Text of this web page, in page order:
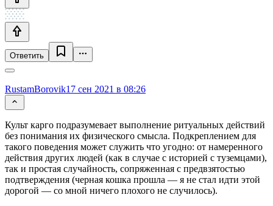
Ответить
RustamBorovik17 сен 2021 в 08:26
Культ карго подразумевает выполнение ритуальных действий
без понимания их физического смысла. Подкреплением для
такого поведения может служить что угодно: от намеренного
действия других людей (как в случае с историей с туземцами),
так и простая случайность, сопряженная с предвзятостью
подтверждения (черная кошка прошла — я не стал идти этой
дорогой — со мной ничего плохого не случилось).